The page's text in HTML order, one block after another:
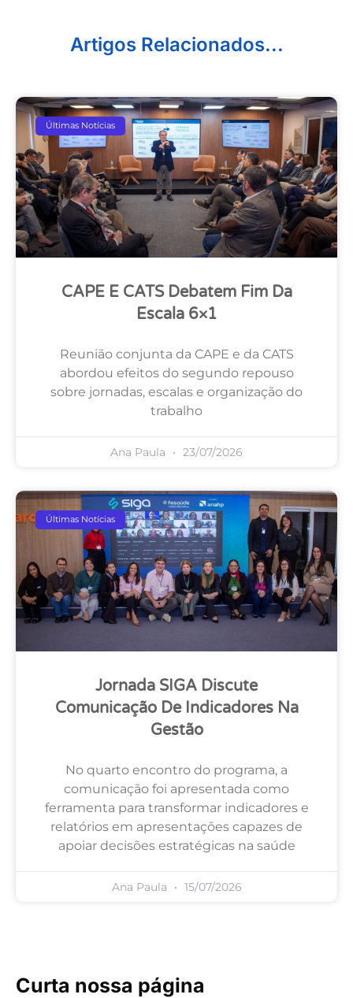
Artigos Relacionados...
Últimas Notícias
CAPE E CATS Debatem Fim Da
Escala 6×1
Reunião conjunta da CAPE e da CATS
abordou efeitos do segundo repouso
sobre jornadas, escalas e organização do
trabalho
Ana Paula 23/07/2026
Últimas Notícias
Jornada SIGA Discute
Comunicação De Indicadores Na
Gestão
No quarto encontro do programa, a
comunicação foi apresentada como
ferramenta para transformar indicadores e
relatórios em apresentações capazes de
apoiar decisões estratégicas na saúde
Ana Paula 15/07/2026
Curta nossa página